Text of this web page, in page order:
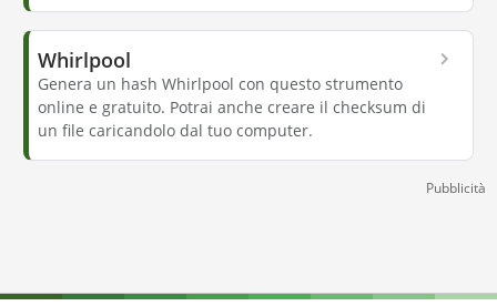
Whirlpool
Genera un hash Whirlpool con questo strumento
online e gratuito. Potrai anche creare il checksum di
un file caricandolo dal tuo computer.
Pubblicità